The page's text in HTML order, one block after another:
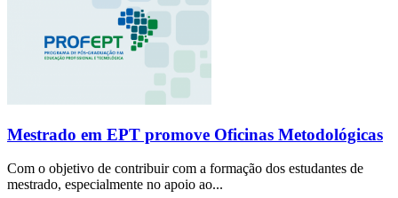
Mestrado em EPT promove Oficinas Metodológicas
Com o objetivo de contribuir com a formação dos estudantes de
mestrado, especialmente no apoio ao...